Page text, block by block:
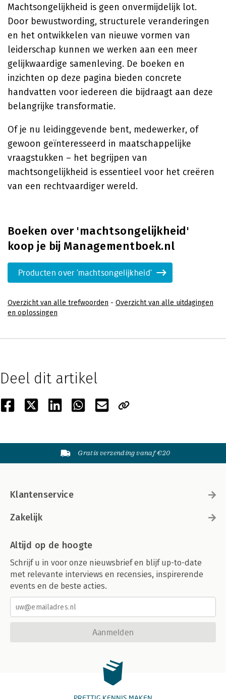
Machtsongelijkheid is geen onvermijdelijk lot.
Door bewustwording, structurele veranderingen
en het ontwikkelen van nieuwe vormen van
leiderschap kunnen we werken aan een meer
gelijkwaardige samenleving. De boeken en
inzichten op deze pagina bieden concrete
handvatten voor iedereen die bijdraagt aan deze
belangrijke transformatie.
Of je nu leidinggevende bent, medewerker, of
gewoon geïnteresseerd in maatschappelijke
vraagstukken – het begrijpen van
machtsongelijkheid is essentieel voor het creëren
van een rechtvaardiger wereld.
Boeken over 'machtsongelijkheid'
koop je bij Managementboek.nl
Producten over 'machtsongelijkheid'
Overzicht van alle trefwoorden - Overzicht van alle uitdagingen
en oplossingen
Deel dit artikel
Gratis verzending vanaf €20
Klantenservice
Zakelijk
Altijd op de hoogte
Schrijf u in voor onze nieuwsbrief en blijf up-to-date
met relevante interviews en recensies, inspirerende
events en de beste acties.
Aanmelden